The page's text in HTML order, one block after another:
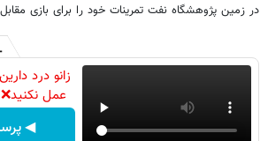
در زمین پژوهشگاه نفت تمرینات خود را برای بازی مقابل
زانو درد
عمل
◀